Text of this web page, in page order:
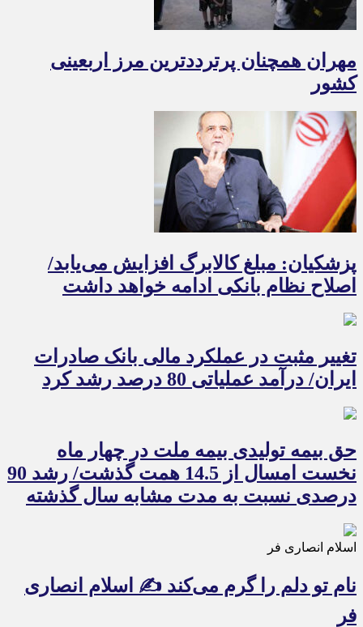
مهران همچنان پرترددترین مرز اربعینی
کشور
پزشکیان: مبلغ کالابرگ افزایش می‌یابد/
اصلاح نظام بانکی ادامه خواهد داشت
تغییر مثبت در عملکرد مالی بانک صادرات
ایران/ درآمد عملیاتی 80 درصد رشد کرد
حق بیمه تولیدی بیمه ملت در چهار ماه
نخست امسال از 14.5 همت گذشت/ رشد 90
درصدی نسبت به مدت مشابه سال گذشته
اسلام انصاری فر
نام تو دلم را گرم می‌کند ✍️ اسلام انصاری
فر